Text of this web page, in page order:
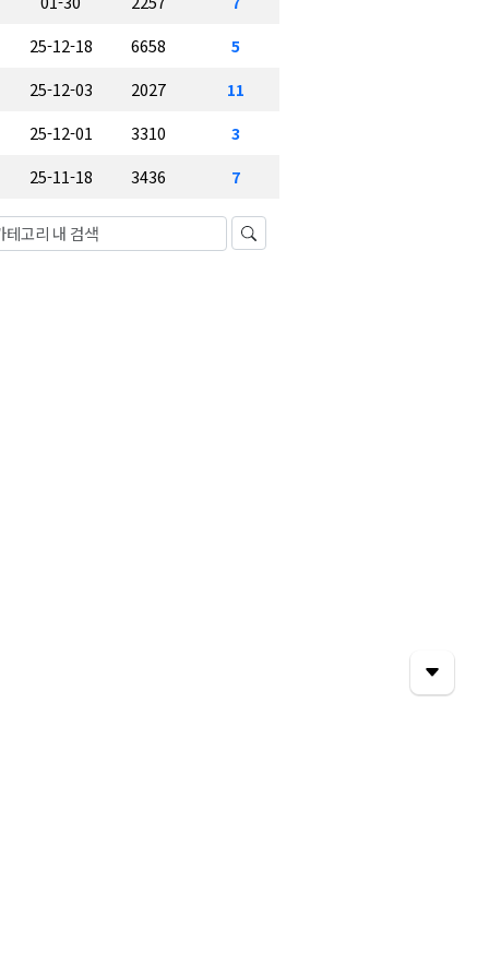
25-12-18
6658
5
25-12-03
2027
11
25-12-01
3310
3
25-11-18
3436 7